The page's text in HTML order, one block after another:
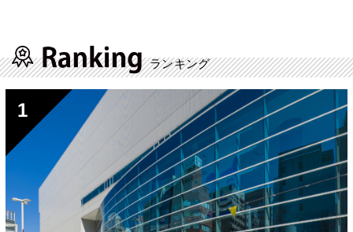
ランキング